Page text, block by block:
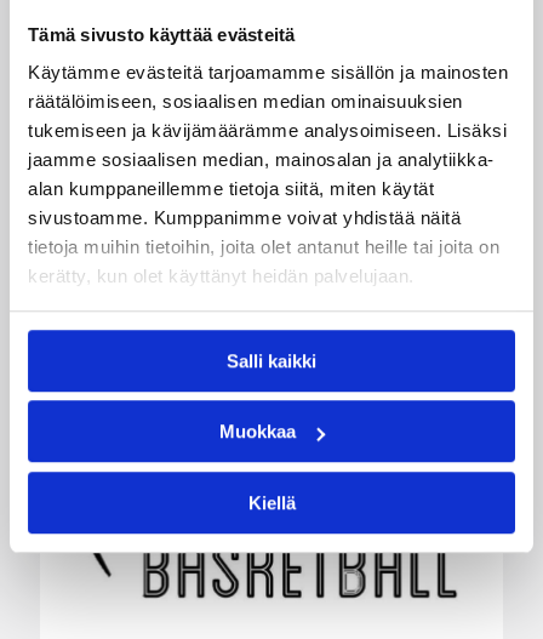
Tämä sivusto käyttää evästeitä
Käytämme evästeitä tarjoamamme sisällön ja mainosten
räätälöimiseen, sosiaalisen median ominaisuuksien
tukemiseen ja kävijämäärämme analysoimiseen. Lisäksi
jaamme sosiaalisen median, mainosalan ja analytiikka-
alan kumppaneillemme tietoja siitä, miten käytät
sivustoamme. Kumppanimme voivat yhdistää näitä
tietoja muihin tietoihin, joita olet antanut heille tai joita on
kerätty, kun olet käyttänyt heidän palvelujaan.
Salli kaikki
Muokkaa
Kiellä
Kokoonpanot miesten divisioonakaudelle 2026-
2027 ovat vahvistumassa hyvää vauhtia.
Pelaajasopimuksistaan tulevalle kaudelle ovat
viime päivinä ilmoittaneet mm. Torpan Pojat,
Äänekosken Huima, KaU Karkkila sekä Namika
Lappeenranta.